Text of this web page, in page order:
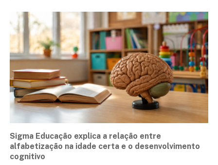
Sigma Educação explica a relação entre
alfabetização na idade certa e o desenvolvimento
cognitivo